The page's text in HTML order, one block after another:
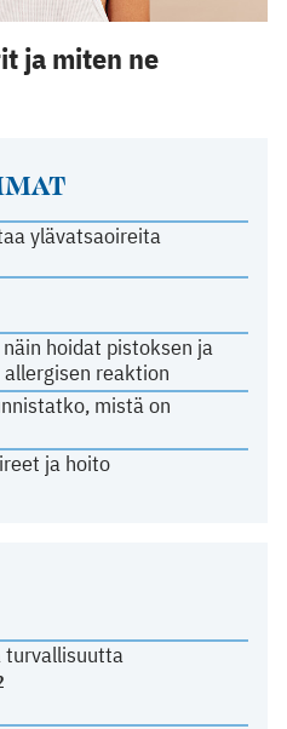
ylävatsaoireita
hoidat pistoksen ja
reaktion
mistä on
ja hoito
turvallisuutta
ja miten ne